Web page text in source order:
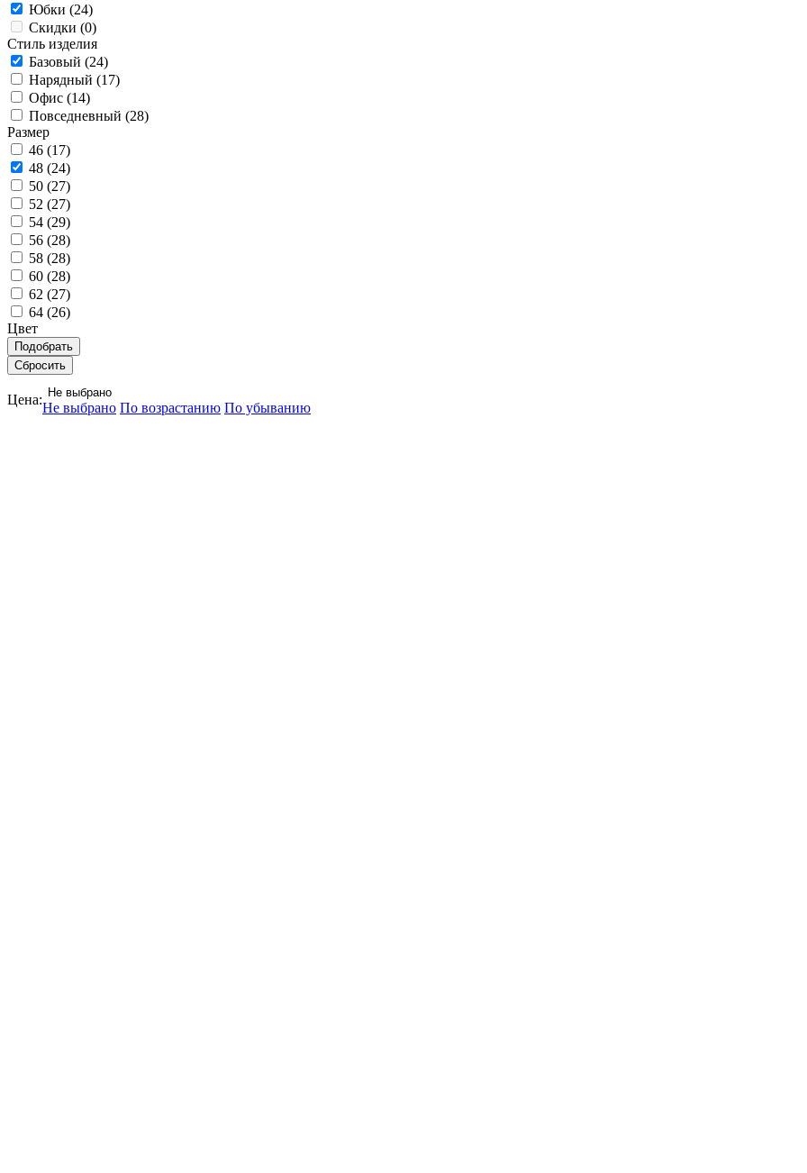
Юбки (24)
Скидки (0)
Стиль изделия
Базовый (24)
Нарядный (17)
Офис (14)
Повседневный (28)
Размер
46 (17)
48 (24)
50 (27)
52 (27)
54 (29)
56 (28)
58 (28)
60 (28)
62 (27)
64 (26)
Цвет
Цена: Не выбрано
Не выбрано По возрастанию По убыванию